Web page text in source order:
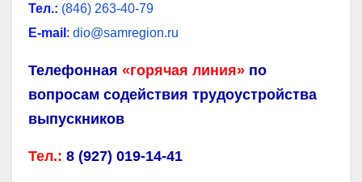
Тел.: (846) 263-40-79
Е-mail : dio@samregion.ru
Телефонная «горячая линия» по
вопросам содействия трудоустройства
выпускников
Тел.: 8 (927) 019-14-41